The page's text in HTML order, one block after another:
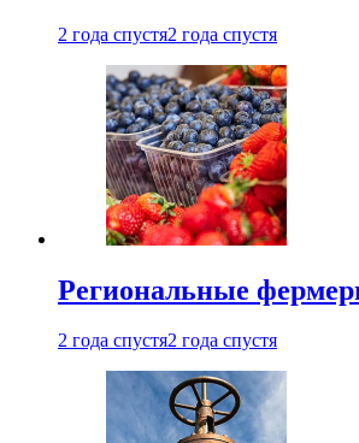
2 года спустя2 года спустя
Региональные
2 года спустя2 года спустя